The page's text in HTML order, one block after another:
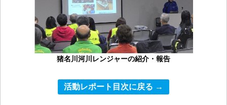
猪名川河川レンジャーの紹介・報告
活動レポート目次に戻る →